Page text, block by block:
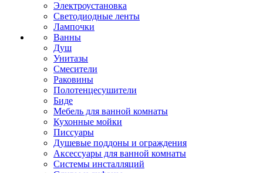
Электроустановка
Светодиодные ленты
Лампочки
Ванны
Душ
Унитазы
Смесители
Раковины
Полотенцесушители
Биде
Мебель для ванной комнаты
Кухонные мойки
Писсуары
Душевые поддоны и ограждения
Аксессуары для ванной комнаты
Системы инсталляций